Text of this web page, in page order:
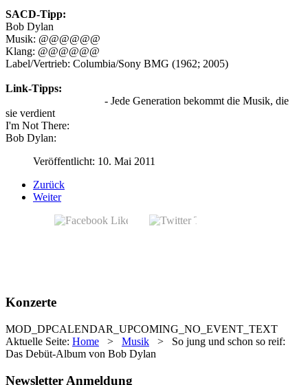
SACD-Tipp:
Bob Dylan
Musik: @@@@@@
Klang: @@@@@@
Label/Vertrieb: Columbia/Sony BMG (1962; 2005)
Link-Tipps:
- Jede Generation bekommt die Musik, die
sie verdient
I'm Not There:
Bob Dylan:
Veröffentlicht: 10. Mai 2011
Zurück
Weiter
Konzerte
MOD_DPCALENDAR_UPCOMING_NO_EVENT_TEXT
Aktuelle Seite: Home > Musik > So jung und schon so reif:
Das Debüt-Album von Bob Dylan
Newsletter Anmeldung